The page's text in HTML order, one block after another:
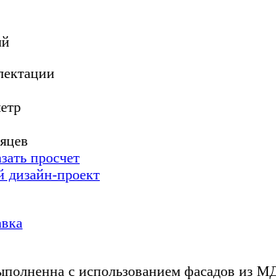
просчет
дизайн-проект
с использованием фасадов из